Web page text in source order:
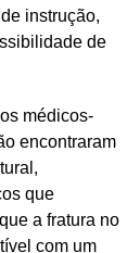
instrução,
de
médicos-
encontraram
que
a fratura no
com um